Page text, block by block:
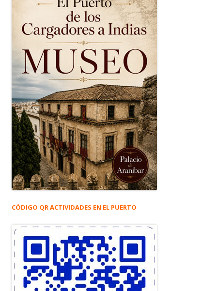
CÓDIGO QR ACTIVIDADES EN EL PUERTO